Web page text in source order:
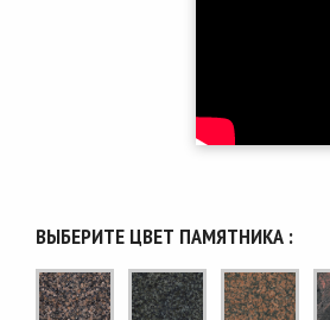
ВЫБЕРИТЕ ЦВЕТ ПАМЯТНИКА :